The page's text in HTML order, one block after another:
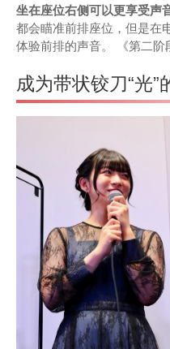
坐在座位右侧可以更享受声
都会瞄准前排座位，但是在
体验前排的声音。 《第二阶
成为带状铰刀“光”